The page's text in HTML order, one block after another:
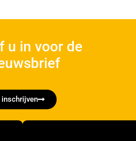
u in voor de
inschrijven